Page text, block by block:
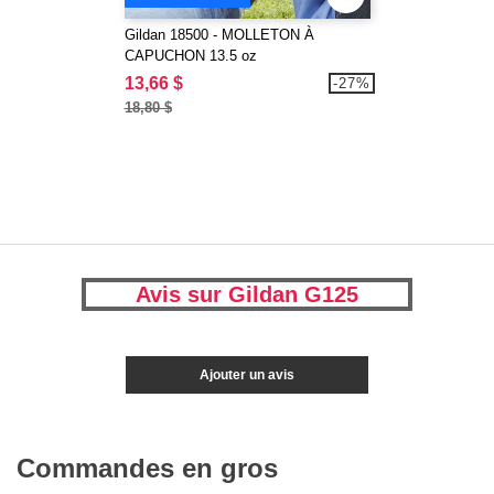
Gildan 18500 - MOLLETON À
CAPUCHON 13.5 oz
13,66 $
18,80 $
-27%
Avis sur Gildan G125
Ajouter un avis
Commandes en gros